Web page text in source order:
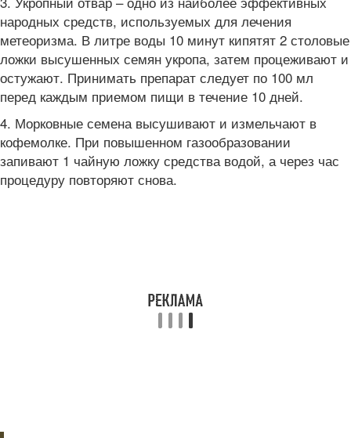
народных средств, используемых для лечения
метеоризма. В литре воды 10 минут кипятят 2 столовые
ложки высушенных семян укропа, затем процеживают и
остужают. Принимать препарат следует по 100 мл
перед каждым приемом пищи в течение 10 дней.
4. Морковные семена высушивают и измельчают в
кофемолке. При повышенном газообразовании
запивают 1 чайную ложку средства водой, а через час
процедуру повторяют снова.